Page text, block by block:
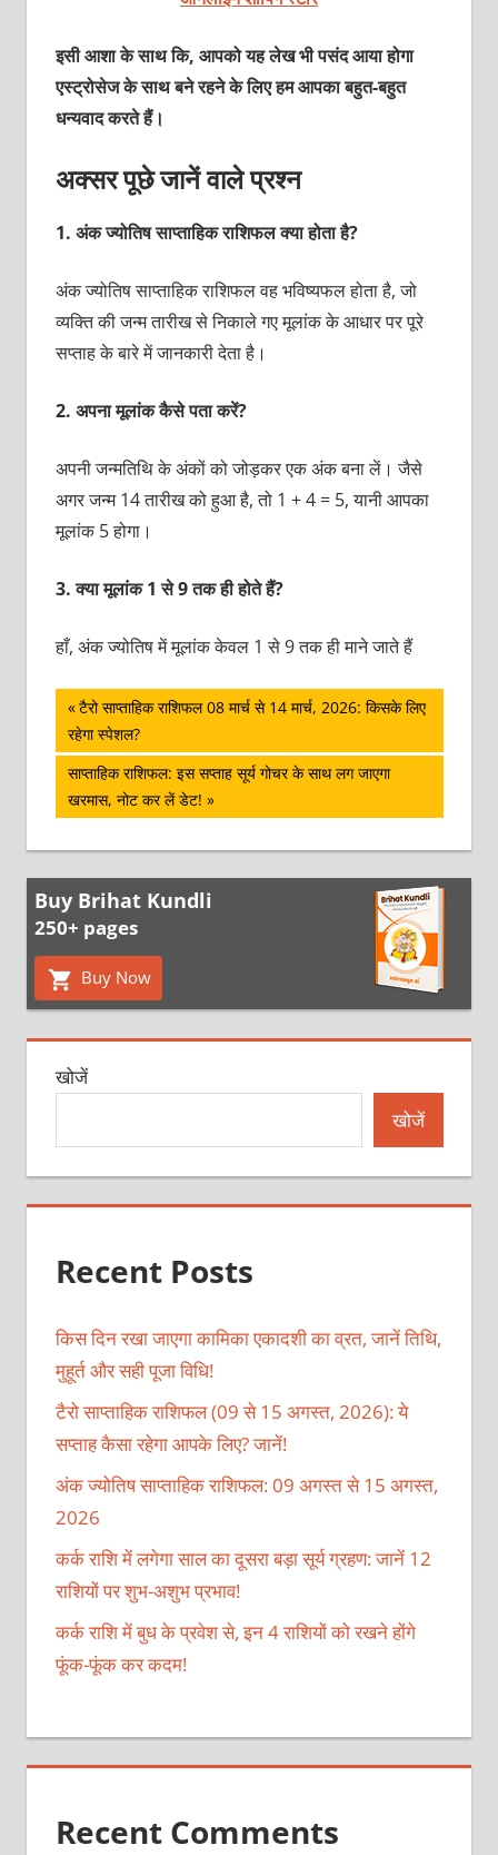
इसी आशा के साथ कि, आपको यह लेख भी पसंद आया होगा
एस्ट्रोसेज के साथ बने रहने के लिए हम आपका बहुत-बहुत
धन्यवाद करते हैं।
अक्सर पूछे जानें वाले प्रश्न
1. अंक ज्योतिष साप्ताहिक राशिफल क्या होता है?
अंक ज्योतिष साप्ताहिक राशिफल वह भविष्यफल होता है, जो
व्यक्ति की जन्म तारीख से निकाले गए मूलांक के आधार पर पूरे
सप्ताह के बारे में जानकारी देता है।
2. अपना मूलांक कैसे पता करें?
अपनी जन्मतिथि के अंकों को जोड़कर एक अंक बना लें। जैसे
अगर जन्म 14 तारीख को हुआ है, तो 1 + 4 = 5, यानी आपका
मूलांक 5 होगा।
3.क्या मूलांक 1 से 9 तक ही होते हैं?
हाँ, अंक ज्योतिष में मूलांक केवल 1 से 9 तक ही माने जाते हैं
पोस्ट
नेविगेशन
Previous
Post:
टैरो साप्ताहिक राशिफल 08 मार्च से 14 मार्च, 2026: किसके लिए
रहेगा स्‍पेशल?
Next
Post:
साप्ताहिक राशिफल: इस सप्ताह सूर्य गोचर के साथ लग जाएगा
खरमास, नोट कर लें डेट!
Buy Brihat Kundli
250+ pages
Buy Now
खोजें
खोजें
Recent Posts
किस दिन रखा जाएगा कामिका एकादशी का व्रत, जानें तिथि,
मुहूर्त और सही पूजा विधि!
टैरो साप्ताहिक राशिफल (09 से 15 अगस्त, 2026): ये
सप्ताह कैसा रहेगा आपके लिए? जानें!
अंक ज्योतिष साप्ताहिक राशिफल: 09 अगस्त से 15 अगस्त,
2026
कर्क राशि में लगेगा साल का दूसरा बड़ा सूर्य ग्रहण: जानें 12
राशियों पर शुभ-अशुभ प्रभाव!
कर्क राशि में बुध के प्रवेश से, इन 4 राशियों को रखने होंगे
फूंक-फूंक कर कदम!
Recent Comments